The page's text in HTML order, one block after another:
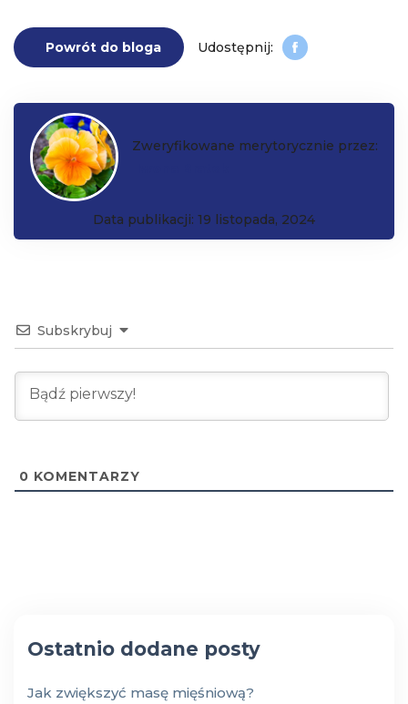
Powrót do bloga
Zweryfikowane merytorycznie przez:
Data publikacji: 19 listopada, 2024
Subskrybuj
0 KOMENTARZY
Ostatnio dodane posty
Jak zwiększyć masę mięśniową?